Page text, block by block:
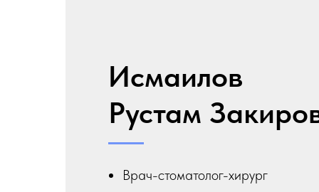
Исмаилов
Рустам
Врач-стоматолог-хирург